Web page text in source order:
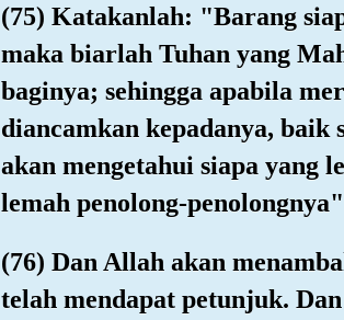
(75) Katakanlah: "Barang
maka biarlah Tuhan yang
baginya; sehingga apabila
diancamkan kepadanya, baik
akan mengetahui siapa yang
lemah penolong-
(76) Dan Allah akan
telah mendapat petunjuk.